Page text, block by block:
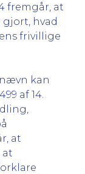
fremgår, at
hvad
frivillige
kan
af 14.
at
at